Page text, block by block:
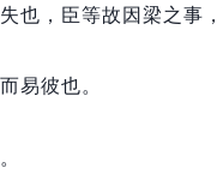
也， 臣等故因梁之事，
易彼也。